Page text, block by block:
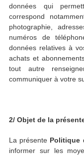
données qui
correspond
photographie,
numéros de
données relatives à
achats et
tout autre
communiquer à votre
2/ Objet de la
La présente Politique
informer sur les